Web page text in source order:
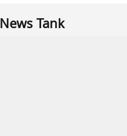
News Tank